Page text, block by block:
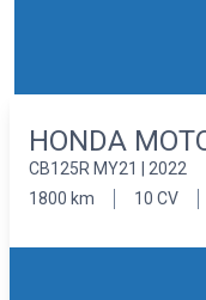
HONDA
CB125R MY21 | 2022
1800 km
10 CV